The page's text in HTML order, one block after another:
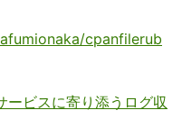
cpanfilerub
ービスに寄り添うログ収